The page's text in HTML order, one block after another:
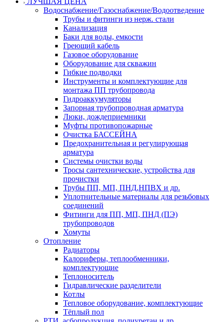
Водоснабжение/Газоснабжение/Водоотведение
Трубы и фитинги из нерж. стали
Канализация
Баки для воды, емкости
Греющий кабель
Газовое оборудование
Оборудование для скважин
Гибкие подводки
Инструменты и комплектующие для
монтажа ПП трубопровода
Гидроаккумуляторы
Запорная трубопроводная арматура
Люки, дождеприемники
Муфты противопожарные
Очистка БАССЕЙНА
Предохранительная и регулирующая
арматура
Системы очистки воды
Тросы сантехнические, устройства для
прочистки
Трубы ПП, МП, ПНД,НПВХ и др.
Уплотнительные материалы для резьбовых
соединений
Фитинги для ПП, МП, ПНД (ПЭ)
трубопроводов
Хомуты
Отопление
Радиаторы
Калориферы, теплообменники,
комплектующие
Теплоноситель
Гидравлические разделители
Котлы
Тепловое оборудование, комплектующие
Тёплый пол